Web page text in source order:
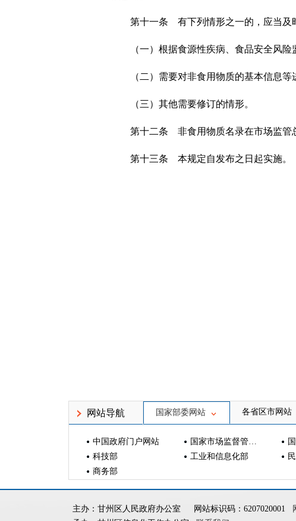
第十一条 有下列情形之一的，应当及
（一）根据食源性疾病、食品安全风
（二）需要对非食用物质的基本信息等
（三）其他需要修订的情形。
第十二条 非食用物质名录在市场监管
第十三条 本规定自发布之日起实施。
网站导航 国家部委网站 各省区市网站
中国政府门户网站
科技部
工业和信息化部
商务部
主办：甘州区人民政府办公室 网站标识码：6207020001